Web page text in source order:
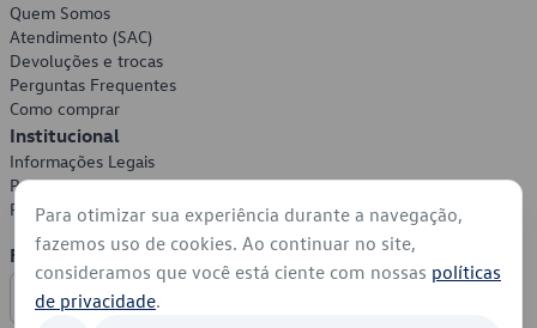
Quem Somos
Atendimento (SAC)
Devoluções e trocas
Perguntas Frequentes
Como comprar
Institucional
Informações Legais
Política de Privacidade
Política de Cookies
Formas de Pagamento
Para otimizar sua experiência durante a navegação,
fazemos uso de cookies. Ao continuar no site,
consideramos que você está ciente com nossas políticas
de privacidade.